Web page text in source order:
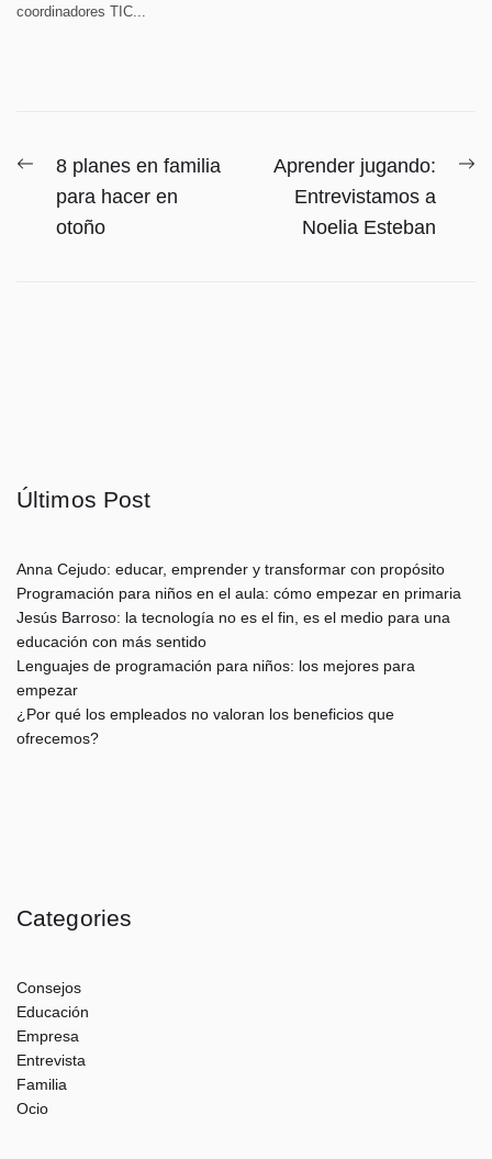
coordinadores TIC...
Navegación
entradas
Entrada
anterior:
8 planes en familia
para hacer en
otoño
Aprender jugando:
Entrevistamos a
Noelia Esteban
Últimos Post
Anna Cejudo: educar, emprender y transformar con propósito
Programación para niños en el aula: cómo empezar en primaria
Jesús Barroso: la tecnología no es el fin, es el medio para una
educación con más sentido
Lenguajes de programación para niños: los mejores para
empezar
¿Por qué los empleados no valoran los beneficios que
ofrecemos?
Categories
Consejos
Educación
Empresa
Entrevista
Familia
Ocio